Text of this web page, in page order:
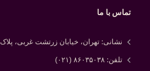
تماس با ما
نشانی: تهران، خیابان زرتشت غربی، پلاک ۱۴، طبقه ۳
تلفن: ۸۶۰۳۵۰۳۸ (۰۲۱)